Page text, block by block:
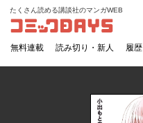
コミックDAYS
たくさん読める講談社のマンガWEB
無料連載 読み切り・新人 履歴